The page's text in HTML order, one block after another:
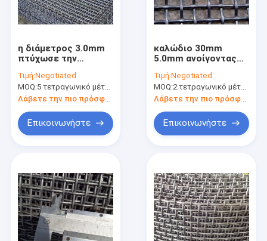
η διάμετρος 3.0mm
πτύχωσε την
25m καλωδίων
πλέγματος
καλωδίων μήκος
30m
Τιμή:Negotiated
MOQ:5 τετραγωνικό μέτρο
Λάβετε την πιο πρόσφατη τιμή
Επικοινωνήστε
καλώδιο 30mm
5.0mm ανοίγοντας
πλέγμα καλωδίων
για τη εξορυκτική
βιομηχανία
Τιμή:Negotiated
MOQ:2 τετραγωνικό μέτρο
Επικοινωνήστε